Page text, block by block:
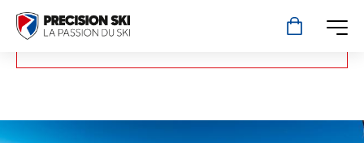
Merci de renseigner vos dates de séjour pour
connaître nos tarifs !